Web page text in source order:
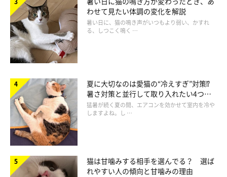
獲物めがけてダッシュ寸前
わせて見たい体調の変化を解説
暑い日に、猫の鳴き声がいつもより弱い、かすれ
る、しつこく鳴く …
夏に大切なのは愛猫の“冷えすぎ”対策⁉
暑さ対策と並行して取り入れたい4つの
工夫
猛暑が続く夏の間、エアコンを効かせて室内を冷や
しますよね。し …
猫は甘噛みする相手を選んでる？ 選ば
れやすい人の傾向と甘噛みの理由